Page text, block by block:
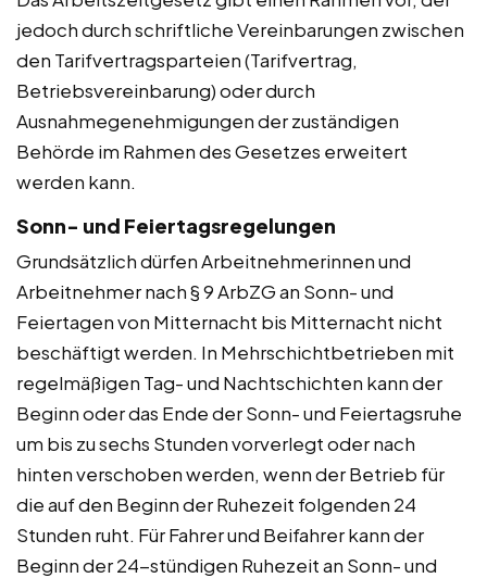
jedoch durch schriftliche Vereinbarungen zwischen
den Tarifvertragsparteien (Tarifvertrag,
Betriebsvereinbarung) oder durch
Ausnahmegenehmigungen der zuständigen
Behörde im Rahmen des Gesetzes erweitert
werden kann.
Sonn- und Feiertagsregelungen
Grundsätzlich dürfen Arbeitnehmerinnen und
Arbeitnehmer nach § 9 ArbZG an Sonn- und
Feiertagen von Mitternacht bis Mitternacht nicht
beschäftigt werden. In Mehrschichtbetrieben mit
regelmäßigen Tag- und Nachtschichten kann der
Beginn oder das Ende der Sonn- und Feiertagsruhe
um bis zu sechs Stunden vorverlegt oder nach
hinten verschoben werden, wenn der Betrieb für
die auf den Beginn der Ruhezeit folgenden 24
Stunden ruht. Für Fahrer und Beifahrer kann der
Beginn der 24-stündigen Ruhezeit an Sonn- und